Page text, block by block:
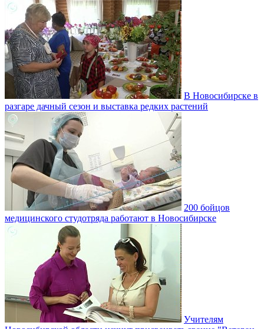
В Новосибирске в
разгаре дачный сезон и выставка редких растений
200 бойцов
медицинского студотряда работают в Новосибирске
Учителям